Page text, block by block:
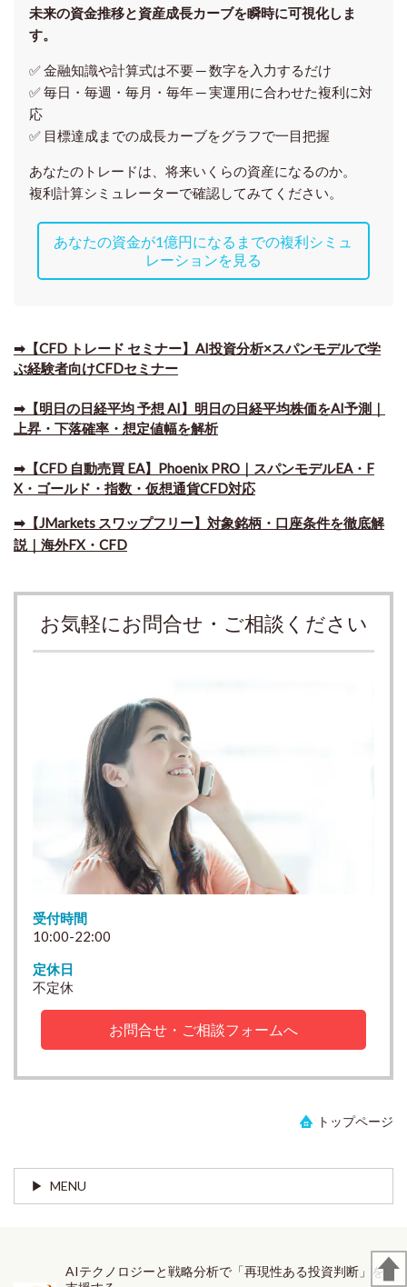
未来の資金推移と資産成長カーブを瞬時に可視化しま
す。
✅ 金融知識や計算式は不要 ─ 数字を入力するだけ
✅ 毎日・毎週・毎月・毎年 ─ 実運用に合わせた複利に対
応
✅ 目標達成までの成長カーブをグラフで一目把握
あなたのトレードは、将来いくらの資産になるのか。
複利計算シミュレーターで確認してみてください。
あなたの資金が1億円になるまでの複利シミュ
レーションを見る
➡【CFD トレード セミナー】AI投資分析×スパンモデルで学
ぶ経験者向けCFDセミナー
➡【明日の日経平均 予想 AI】明日の日経平均株価をAI予測｜
上昇・下落確率・想定値幅を解析
➡​【CFD 自動売買 EA】Phoenix PRO｜スパンモデルEA・F
X・ゴールド・指数・仮想通貨CFD対応
➡​【JMarkets スワップフリー】対象銘柄・口座条件を徹底解
説｜海外FX・CFD
お気軽にお問合せ・ご相談ください
受付時間
10:00-22:00
定休日
不定休
お問合せ・ご相談フォームへ
トップページ
MENU
AIテクノロジーと戦略分析で「再現性ある投資判断」を